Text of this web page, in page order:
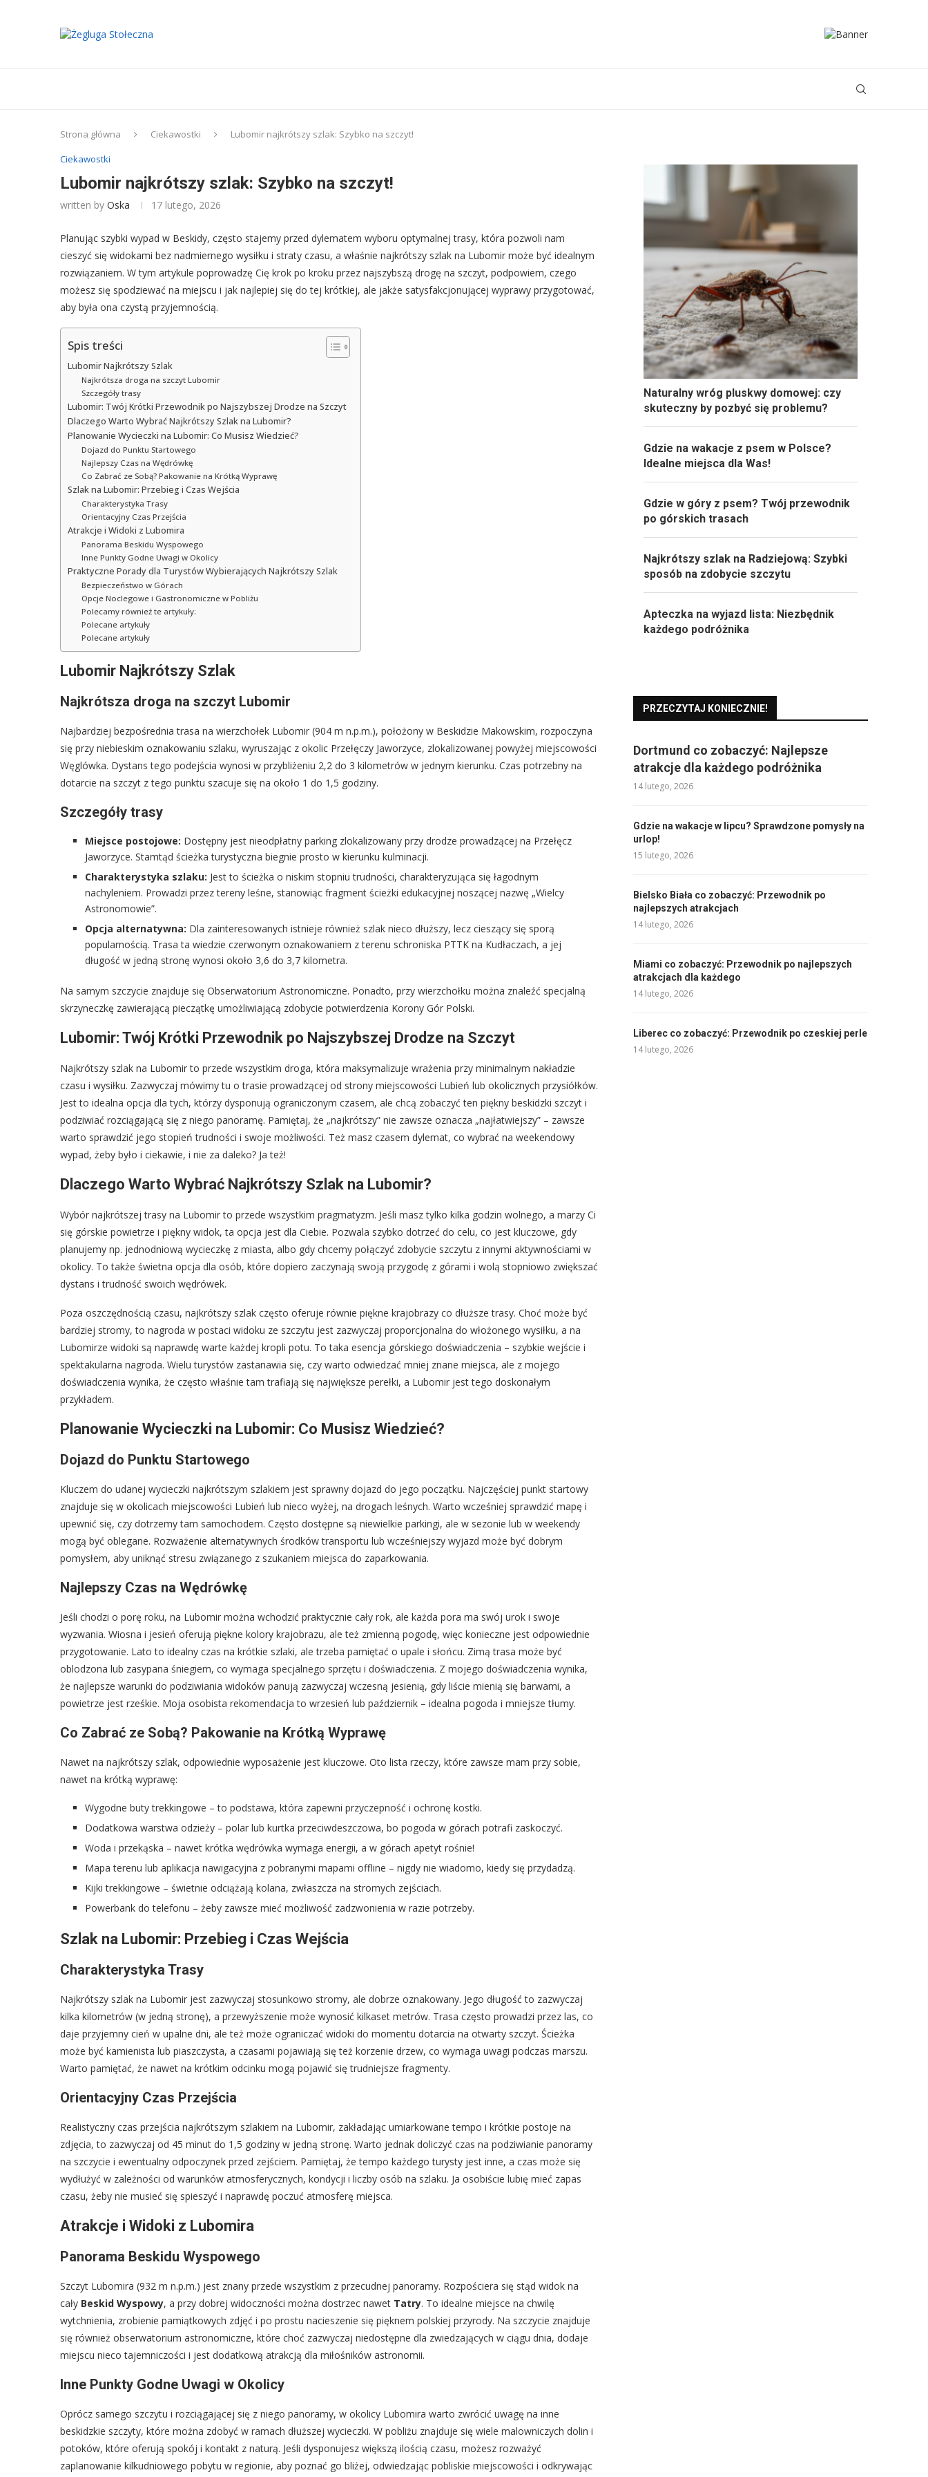
Strona główna Ciekawostki
Lubomir najkrótszy szlak: Szybko na szczyt!
Ciekawostki
Lubomir najkrótszy szlak: Szybko na szczyt!
written by Oska 17 lutego, 2026
Planując szybki wypad w Beskidy, często stajemy przed dylematem wyboru optymalnej trasy, która pozwoli nam
cieszyć się widokami bez nadmiernego wysiłku i straty czasu, a właśnie najkrótszy szlak na Lubomir może być idealnym
rozwiązaniem. W tym artykule poprowadzę Cię krok po kroku przez najszybszą drogę na szczyt, podpowiem, czego
możesz się spodziewać na miejscu i jak najlepiej się do tej krótkiej, ale jakże satysfakcjonującej wyprawy przygotować,
aby była ona czystą przyjemnością.
Spis treści
Lubomir Najkrótszy Szlak
Najkrótsza droga na szczyt Lubomir
Szczegóły trasy
Lubomir: Twój Krótki Przewodnik po Najszybszej Drodze na Szczyt
Dlaczego Warto Wybrać Najkrótszy Szlak na Lubomir?
Planowanie Wycieczki na Lubomir: Co Musisz Wiedzieć?
Dojazd do Punktu Startowego
Najlepszy Czas na Wędrówkę
Co Zabrać ze Sobą? Pakowanie na Krótką Wyprawę
Szlak na Lubomir: Przebieg i Czas Wejścia
Charakterystyka Trasy
Orientacyjny Czas Przejścia
Atrakcje i Widoki z Lubomira
Panorama Beskidu Wyspowego
Inne Punkty Godne Uwagi w Okolicy
Praktyczne Porady dla Turystów Wybierających Najkrótszy Szlak
Bezpieczeństwo w Górach
Opcje Noclegowe i Gastronomiczne w Pobliżu
Polecamy również te artykuły:
Polecane artykuły
Polecane artykuły
Lubomir Najkrótszy Szlak
Najkrótsza droga na szczyt Lubomir
Najbardziej bezpośrednia trasa na wierzchołek Lubomir (904 m n.p.m.), położony w Beskidzie Makowskim, rozpoczyna
się przy niebieskim oznakowaniu szlaku, wyruszając z okolic Przełęczy Jaworzyce, zlokalizowanej powyżej miejscowości
Węglówka. Dystans tego podejścia wynosi w przybliżeniu 2,2 do 3 kilometrów w jednym kierunku. Czas potrzebny na
dotarcie na szczyt z tego punktu szacuje się na około 1 do 1,5 godziny.
Szczegóły trasy
Miejsce postojowe: Dostępny jest nieodpłatny parking zlokalizowany przy drodze prowadzącej na Przełęcz
Jaworzyce. Stamtąd ścieżka turystyczna biegnie prosto w kierunku kulminacji.
Charakterystyka szlaku: Jest to ścieżka o niskim stopniu trudności, charakteryzująca się łagodnym
nachyleniem. Prowadzi przez tereny leśne, stanowiąc fragment ścieżki edukacyjnej noszącej nazwę „Wielcy
Astronomowie”.
Opcja alternatywna: Dla zainteresowanych istnieje również szlak nieco dłuższy, lecz cieszący się sporą
popularnością. Trasa ta wiedzie czerwonym oznakowaniem z terenu schroniska PTTK na Kudłaczach, a jej
długość w jedną stronę wynosi około 3,6 do 3,7 kilometra.
Na samym szczycie znajduje się Obserwatorium Astronomiczne. Ponadto, przy wierzchołku można znaleźć specjalną
skrzyneczkę zawierającą pieczątkę umożliwiającą zdobycie potwierdzenia Korony Gór Polski.
Lubomir: Twój Krótki Przewodnik po Najszybszej Drodze na Szczyt
Najkrótszy szlak na Lubomir to przede wszystkim droga, która maksymalizuje wrażenia przy minimalnym nakładzie
czasu i wysiłku. Zazwyczaj mówimy tu o trasie prowadzącej od strony miejscowości Lubień lub okolicznych przysiółków.
Jest to idealna opcja dla tych, którzy dysponują ograniczonym czasem, ale chcą zobaczyć ten piękny beskidzki szczyt i
podziwiać rozciągającą się z niego panoramę. Pamiętaj, że „najkrótszy” nie zawsze oznacza „najłatwiejszy” – zawsze
warto sprawdzić jego stopień trudności i swoje możliwości. Też masz czasem dylemat, co wybrać na weekendowy
wypad, żeby było i ciekawie, i nie za daleko? Ja też!
Dlaczego Warto Wybrać Najkrótszy Szlak na Lubomir?
Wybór najkrótszej trasy na Lubomir to przede wszystkim pragmatyzm. Jeśli masz tylko kilka godzin wolnego, a marzy Ci
się górskie powietrze i piękny widok, ta opcja jest dla Ciebie. Pozwala szybko dotrzeć do celu, co jest kluczowe, gdy
planujemy np. jednodniową wycieczkę z miasta, albo gdy chcemy połączyć zdobycie szczytu z innymi aktywnościami w
okolicy. To także świetna opcja dla osób, które dopiero zaczynają swoją przygodę z górami i wolą stopniowo zwiększać
dystans i trudność swoich wędrówek.
Poza oszczędnością czasu, najkrótszy szlak często oferuje równie piękne krajobrazy co dłuższe trasy. Choć może być
bardziej stromy, to nagroda w postaci widoku ze szczytu jest zazwyczaj proporcjonalna do włożonego wysiłku, a na
Lubomirze widoki są naprawdę warte każdej kropli potu. To taka esencja górskiego doświadczenia – szybkie wejście i
spektakularna nagroda. Wielu turystów zastanawia się, czy warto odwiedzać mniej znane miejsca, ale z mojego
doświadczenia wynika, że często właśnie tam trafiają się największe perełki, a Lubomir jest tego doskonałym
przykładem.
Planowanie Wycieczki na Lubomir: Co Musisz Wiedzieć?
Dojazd do Punktu Startowego
Kluczem do udanej wycieczki najkrótszym szlakiem jest sprawny dojazd do jego początku. Najczęściej punkt startowy
znajduje się w okolicach miejscowości Lubień lub nieco wyżej, na drogach leśnych. Warto wcześniej sprawdzić mapę i
upewnić się, czy dotrzemy tam samochodem. Często dostępne są niewielkie parkingi, ale w sezonie lub w weekendy
mogą być oblegane. Rozważenie alternatywnych środków transportu lub wcześniejszy wyjazd może być dobrym
pomysłem, aby uniknąć stresu związanego z szukaniem miejsca do zaparkowania.
Najlepszy Czas na Wędrówkę
Jeśli chodzi o porę roku, na Lubomir można wchodzić praktycznie cały rok, ale każda pora ma swój urok i swoje
wyzwania. Wiosna i jesień oferują piękne kolory krajobrazu, ale też zmienną pogodę, więc konieczne jest odpowiednie
przygotowanie. Lato to idealny czas na krótkie szlaki, ale trzeba pamiętać o upale i słońcu. Zimą trasa może być
oblodzona lub zasypana śniegiem, co wymaga specjalnego sprzętu i doświadczenia. Z mojego doświadczenia wynika,
że najlepsze warunki do podziwiania widoków panują zazwyczaj wczesną jesienią, gdy liście mienią się barwami, a
powietrze jest rześkie. Moja osobista rekomendacja to wrzesień lub październik – idealna pogoda i mniejsze tłumy.
Co Zabrać ze Sobą? Pakowanie na Krótką Wyprawę
Nawet na najkrótszy szlak, odpowiednie wyposażenie jest kluczowe. Oto lista rzeczy, które zawsze mam przy sobie,
nawet na krótką wyprawę:
Wygodne buty trekkingowe – to podstawa, która zapewni przyczepność i ochronę kostki.
Dodatkowa warstwa odzieży – polar lub kurtka przeciwdeszczowa, bo pogoda w górach potrafi zaskoczyć.
Woda i przekąska – nawet krótka wędrówka wymaga energii, a w górach apetyt rośnie!
Mapa terenu lub aplikacja nawigacyjna z pobranymi mapami offline – nigdy nie wiadomo, kiedy się przydadzą.
Kijki trekkingowe – świetnie odciążają kolana, zwłaszcza na stromych zejściach.
Powerbank do telefonu – żeby zawsze mieć możliwość zadzwonienia w razie potrzeby.
Szlak na Lubomir: Przebieg i Czas Wejścia
Charakterystyka Trasy
Najkrótszy szlak na Lubomir jest zazwyczaj stosunkowo stromy, ale dobrze oznakowany. Jego długość to zazwyczaj
kilka kilometrów (w jedną stronę), a przewyższenie może wynosić kilkaset metrów. Trasa często prowadzi przez las, co
daje przyjemny cień w upalne dni, ale też może ograniczać widoki do momentu dotarcia na otwarty szczyt. Ścieżka
może być kamienista lub piaszczysta, a czasami pojawiają się też korzenie drzew, co wymaga uwagi podczas marszu.
Warto pamiętać, że nawet na krótkim odcinku mogą pojawić się trudniejsze fragmenty.
Orientacyjny Czas Przejścia
Realistyczny czas przejścia najkrótszym szlakiem na Lubomir, zakładając umiarkowane tempo i krótkie postoje na
zdjęcia, to zazwyczaj od 45 minut do 1,5 godziny w jedną stronę. Warto jednak doliczyć czas na podziwianie panoramy
na szczycie i ewentualny odpoczynek przed zejściem. Pamiętaj, że tempo każdego turysty jest inne, a czas może się
wydłużyć w zależności od warunków atmosferycznych, kondycji i liczby osób na szlaku. Ja osobiście lubię mieć zapas
czasu, żeby nie musieć się spieszyć i naprawdę poczuć atmosferę miejsca.
Atrakcje i Widoki z Lubomira
Panorama Beskidu Wyspowego
Szczyt Lubomira (932 m n.p.m.) jest znany przede wszystkim z przecudnej panoramy. Rozpościera się stąd widok na
cały Beskid Wyspowy, a przy dobrej widoczności można dostrzec nawet Tatry. To idealne miejsce na chwilę
wytchnienia, zrobienie pamiątkowych zdjęć i po prostu nacieszenie się pięknem polskiej przyrody. Na szczycie znajduje
się również obserwatorium astronomiczne, które choć zazwyczaj niedostępne dla zwiedzających w ciągu dnia, dodaje
miejscu nieco tajemniczości i jest dodatkową atrakcją dla miłośników astronomii.
Inne Punkty Godne Uwagi w Okolicy
Oprócz samego szczytu i rozciągającej się z niego panoramy, w okolicy Lubomira warto zwrócić uwagę na inne
beskidzkie szczyty, które można zdobyć w ramach dłuższej wycieczki. W pobliżu znajduje się wiele malowniczych dolin i
potoków, które oferują spokój i kontakt z naturą. Jeśli dysponujesz większą ilością czasu, możesz rozważyć
zaplanowanie kilkudniowego pobytu w regionie, aby poznać go bliżej, odwiedzając pobliskie miejscowości i odkrywając
Naturalny wróg pluskwy domowej: czy
skuteczny by pozbyć się problemu?
Gdzie na wakacje z psem w Polsce?
Idealne miejsca dla Was!
Gdzie w góry z psem? Twój przewodnik
po górskich trasach
Najkrótszy szlak na Radziejową: Szybki
sposób na zdobycie szczytu
Apteczka na wyjazd lista: Niezbędnik
każdego podróżnika
PRZECZYTAJ KONIECZNIE!
Dortmund co zobaczyć: Najlepsze
atrakcje dla każdego podróżnika
14 lutego, 2026
Gdzie na wakacje w lipcu? Sprawdzone pomysły na
urlop!
15 lutego, 2026
Bielsko Biała co zobaczyć: Przewodnik po
najlepszych atrakcjach
14 lutego, 2026
Miami co zobaczyć: Przewodnik po najlepszych
atrakcjach dla każdego
14 lutego, 2026
Liberec co zobaczyć: Przewodnik po czeskiej perle
14 lutego, 2026